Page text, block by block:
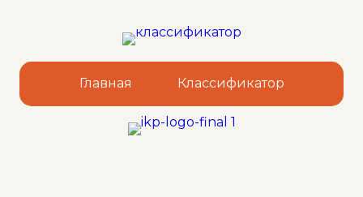
Главная Классификатор